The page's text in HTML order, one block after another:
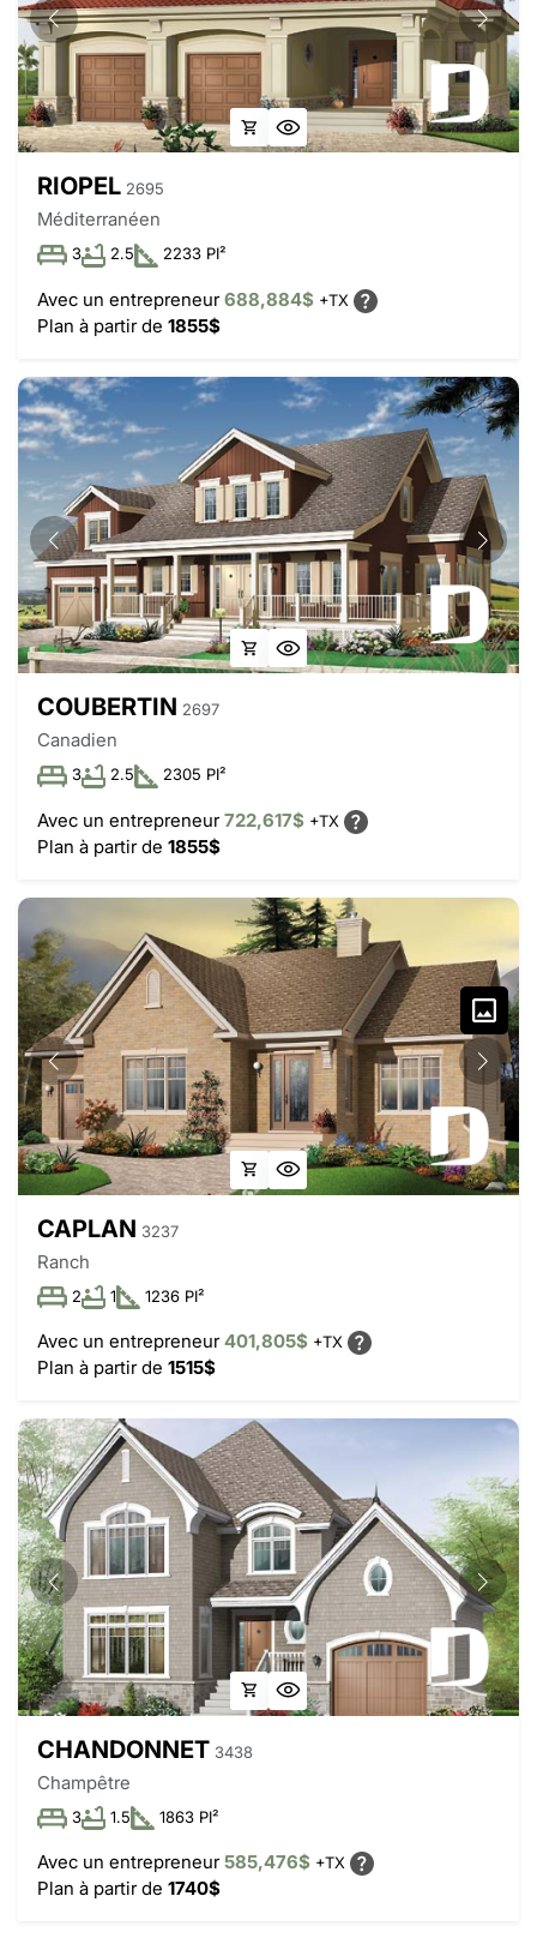
RIOPEL 2695
Méditerranéen
3 2.5 2233 PI²
Avec un entrepreneur688,884$ +TX
Plan à partir de 1855$
COUBERTIN 2697
Canadien
3 2.5 2305 PI²
Avec un entrepreneur722,617$ +TX
Plan à partir de 1855$
CAPLAN 3237
Ranch
2 1 1236 PI²
Avec un entrepreneur401,805$ +TX
Plan à partir de 1515$
CHANDONNET 3438
Champêtre
3 1.5 1863 PI²
Avec un entrepreneur585,476$ +TX
Plan à partir de 1740$